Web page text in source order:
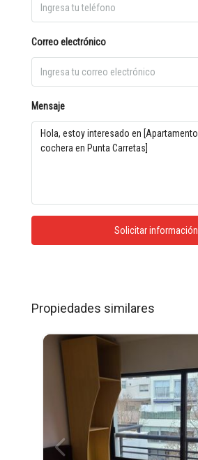
Correo electrónico
Mensaje
Solicitar información
Propiedades similares